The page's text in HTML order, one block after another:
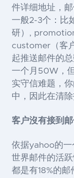
件详细地址，
一般2-3个：比
研） ,
customer （客
起推送邮件的
一个月 50W ，
实守信难题，
中，因此在清
客户沒有接到
依据yahoo的一
世界邮件的活
都是有18%的邮